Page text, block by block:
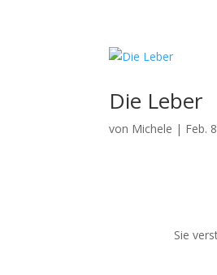
Die Leber
von Michele | Feb.
Sie